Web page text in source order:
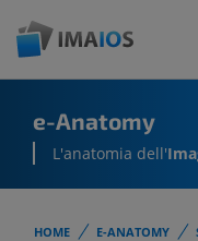
e-Anatomy
L'anatomia dell'
HOME E-ANATOMY